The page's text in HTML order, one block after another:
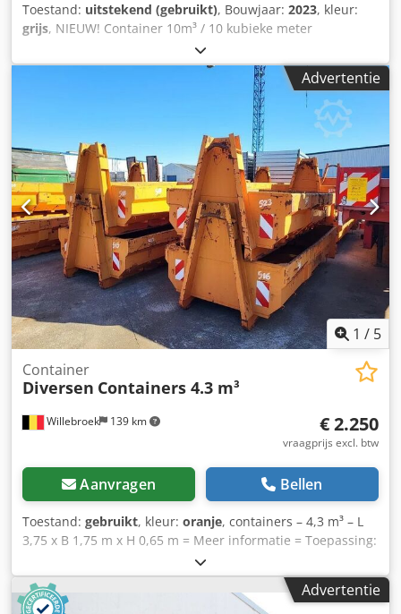
Toestand: uitstekend (gebruikt), Bouwjaar: 2023, kleur:
grijs, NIEUW! Container 10m³ / 10 kubieke meter
Dwedpfezldrxox Achoa Met Franse deuren. Lengte: 5,5
meter Breedte: 2,28 meter Hoogte: 0,8 meter Haakhoogte:
1,45 meter Cevoman bvba. Lenskendijk 5 2200 Herentals
Advertentie
1 / 5
Willebroek 139 km
Container
Diversen Containers 4.3 m³
€ 2.250
vraagprijs excl. btw
Aanvragen Bellen
Toestand: gebruikt, kleur: oranje, containers – 4,3 m³ – L
3,75 x B 1,75 m x H 0,65 m = Meer informatie = Toepassing:
grondverzetwerkzaamheden Dsdpoxz Rm Iofx Achowa
Neem contact op met Miguel Cubas voor meer informatie.
= Bedrijfsinformatie = Wij zijn gevestigd tussen Antwerpen
Advertentie